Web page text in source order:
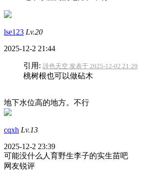
lse123 Lv.20
2025-12-2 21:44
引用: 誹色天空 发表于 2025-12-02 21:29
桃树根也可以做砧木
地下水位高的地方。不行
cqxh Lv.13
2025-12-2 23:39
可能没什么人育野生李子的实生苗吧
网友锐评